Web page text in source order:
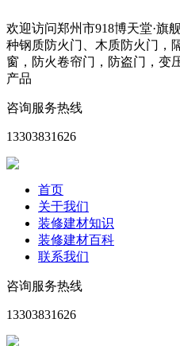
欢迎访问郑州市918博天堂·旗
种钢质防火门、木质防火门，
窗，防火卷帘门，防盗门，变
产品
咨询服务热线
13303831626
首页
关于我们
装修建材知识
装修建材百科
联系我们
咨询服务热线
13303831626